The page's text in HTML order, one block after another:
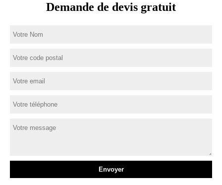
Demande de devis gratuit